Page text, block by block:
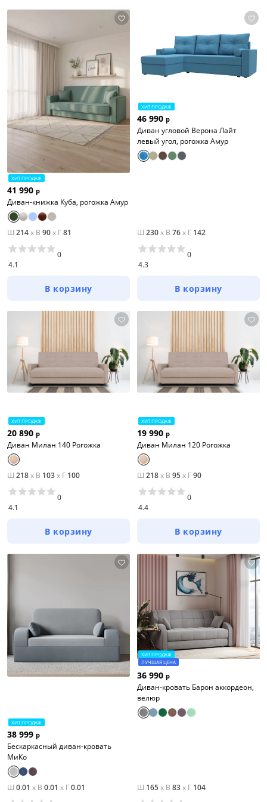
Тип товара
Кровати
ХИТ ПРОДАЖ
41 990 р
Диван-книжка Куба, рогожка Амур
Ш 214x В 90x Г81
4.1
0
В корзину
ХИТ ПРОДАЖ
46 990 р
Диван угловой Верона Лайт
левый угол, рогожка Амур
Ш 230x В 76x Г 142
4.3
0
В корзину
ХИТ ПРОДАЖ
20 890 р
Диван Милан 140 Рогожка
Ш 218x В 103x Г 100
4.1
0
В корзину
ХИТ ПРОДАЖ
19 990 р
Диван Милан 120 Рогожка
Ш 218x В 95x Г90
4.4
0
В корзину
ХИТ ПРОДАЖ
38 999 р
Бескаркасный диван-кровать
МиКо
Ш 0.01 x В 0.01 x Г0.01
ХИТ ПРОДАЖ
ЛУЧШАЯ ЦЕНА
36 990 р
Диван-кровать Барон аккордеон,
велюр
Ш 165x В 83x Г 104